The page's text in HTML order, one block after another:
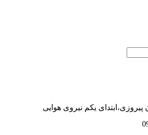
پیروزی،ابتدای یکم نیروی هوایی